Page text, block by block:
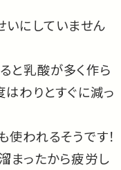
いにしていません
と乳酸が多く作ら
はわりとすぐに減っ
使われるそうです！
まったから疲労し